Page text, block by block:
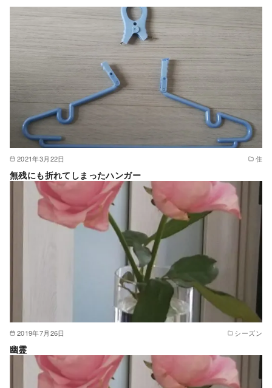
2021年3月22日 住
無残にも折れてしまったハンガー
2019年7月26日 シーズン
幽霊